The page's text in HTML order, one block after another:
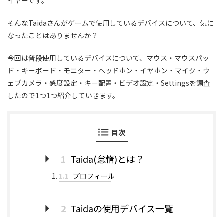
そんなTaidaさんがゲームで使用しているデバイスについて、気に
なったことはありませんか？
今回は普段使用しているデバイスについて、マウス・マウスパッ
ド・キーボード・モニター・ヘッドホン・イヤホン・マイク・ウ
ェブカメラ・感度設定・キー配置・ビデオ設定・Settingsを調査
したので1つ1つ紹介していきます。
目次
1 Taida(怠惰)とは？
1.1 プロフィール
2 Taidaの使用デバイス一覧